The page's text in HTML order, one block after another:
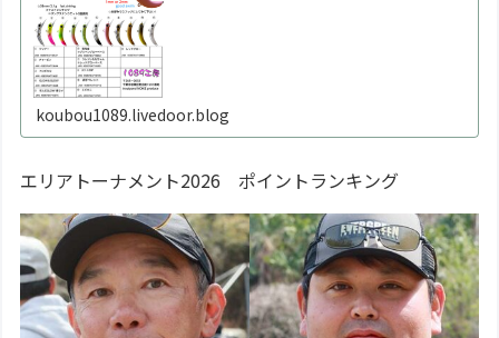
koubou1089.livedoor.blog
エリアトーナメント2026 ポイントランキング